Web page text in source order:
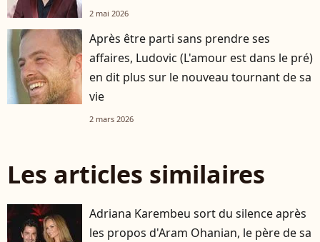
2 mai 2026
Après être parti sans prendre ses
affaires, Ludovic (L'amour est dans le pré)
en dit plus sur le nouveau tournant de sa
vie
2 mars 2026
Les articles similaires
Adriana Karembeu sort du silence après
les propos d'Aram Ohanian, le père de sa